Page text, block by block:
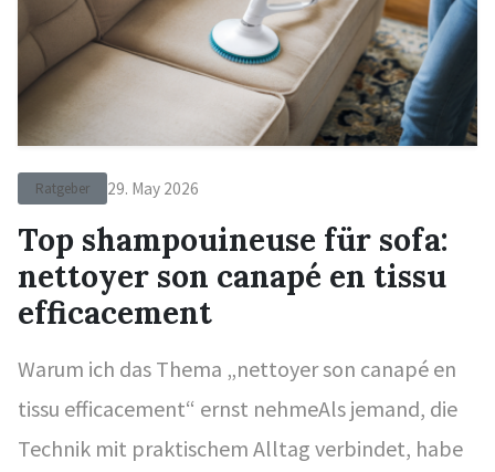
Ratgeber 29. May 2026
Top shampouineuse für sofa:
nettoyer son canapé en tissu
efficacement
Warum ich das Thema „nettoyer son canapé en
tissu efficacement“ ernst nehmeAls jemand, die
Technik mit praktischem Alltag verbindet, habe